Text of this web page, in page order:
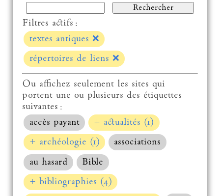
Filtres actifs :
textes antiques ❌
répertoires de liens ❌
Ou affichez seulement les sites qui
portent une ou plusieurs des étiquettes
suivantes :
accès payant
+ actualités (1)
+ archéologie (1)
associations
au hasard
Bible
+ bibliographies (4)